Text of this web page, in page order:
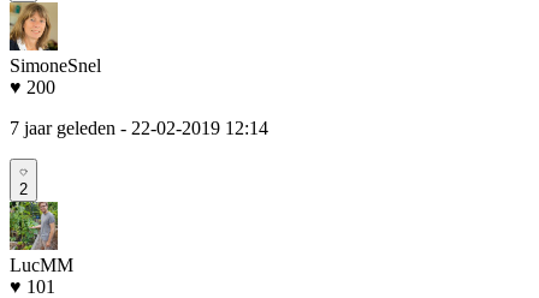
SimoneSnel
♥ 200
7 jaar geleden - 22-02-2019 12:14
2
LucMM
♥ 101